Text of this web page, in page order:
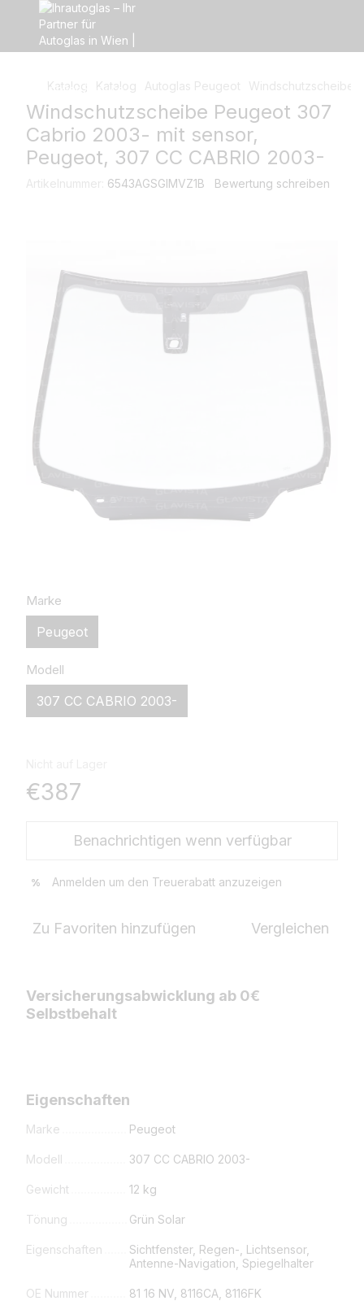
Katalog Katalog Autoglas Peugeot Windschutzscheibe
Windschutzscheibe Peugeot 307
Cabrio 2003- mit sensor,
Peugeot, 307 CC CABRIO 2003-
Artikelnummer: 6543AGSGIMVZ1B Bewertung schreiben
Marke
Peugeot
Modell
307 CC CABRIO 2003-
€387
Benachrichtigen wenn verfügbar
% Anmelden um den Treuerabatt anzuzeigen
Zu Favoriten hinzufügen Vergleichen
Versicherungsabwicklung ab 0€
Selbstbehalt
Eigenschaften
Marke Peugeot
Modell 307 CC CABRIO 2003-
Gewicht 12 kg
Tönung Grün Solar
Eigenschaften
Sichtfenster, Regen-, Lichtsensor,
Antenne-Navigation, Spiegelhalter
OE Nummer 81 16 NV, 8116CA, 8116FK